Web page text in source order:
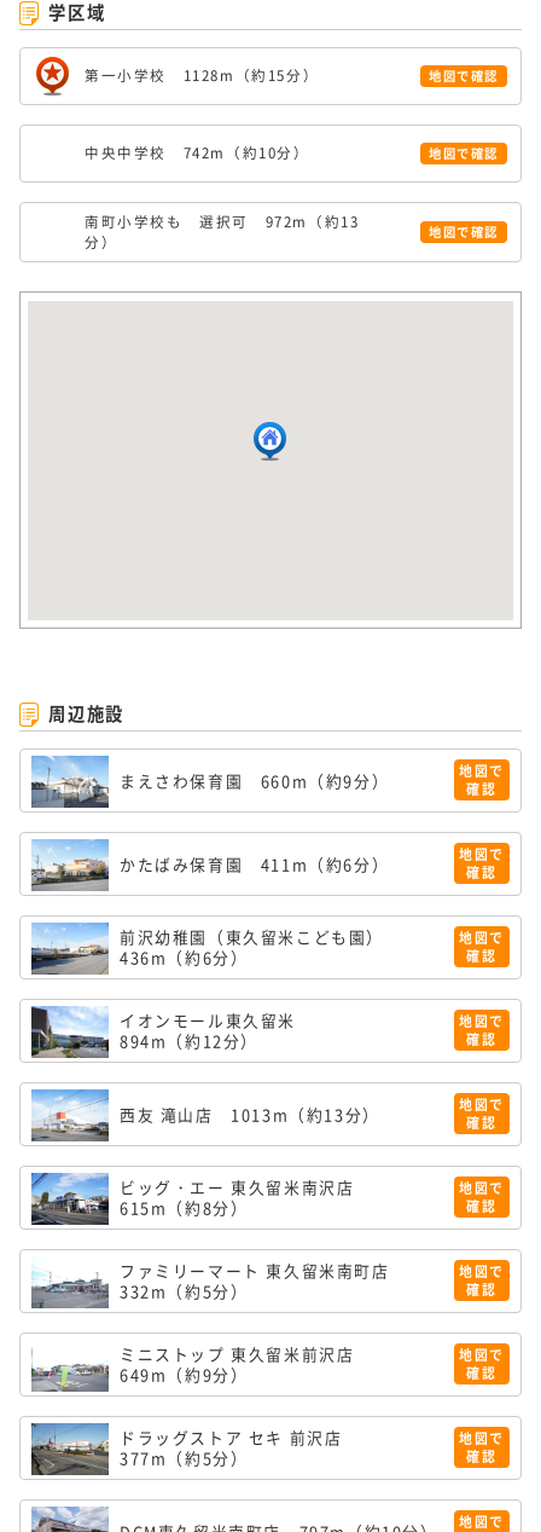
学区域
第一小学校 1128m（約15分） 地図で確認
中央中学校 742m（約10分） 地図で確認
南町小学校も 選択可 972m（約13
分）
地図で確認
周辺施設
まえさわ保育園 660m（約9分）
地図で
確認
かたばみ保育園 411m（約6分）
地図で
確認
前沢幼稚園（東久留米こども園）
436m（約6分）
地図で
確認
イオンモール東久留米
894m（約12分）
地図で
確認
西友 滝山店 1013m（約13分）
地図で
確認
ビッグ・エー 東久留米南沢店
615m（約8分）
地図で
確認
ファミリーマート 東久留米南町店
332m（約5分）
地図で
確認
ミニストップ 東久留米前沢店
649m（約9分）
地図で
確認
ドラッグストア セキ 前沢店
377m（約5分）
地図で
確認
地図で